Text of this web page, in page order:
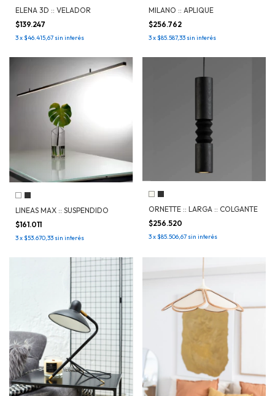
ELENA 3D :: VELADOR
$139.247
3x$46.415,67 sin interés
MILANO :: APLIQUE
$256.762
3x$85.587,33 sin interés
LINEAS MAX :: SUSPENDIDO
$161.011
3x$53.670,33 sin interés
ORNETTE :: LARGA :: COLGANTE
$256.520
3x$85.506,67 sin interés